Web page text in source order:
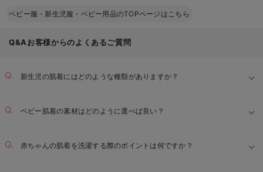
ベビー服・新生児服・ベビー用品のTOPページはこちら
Q&Aお客様からのよくあるご質問
新生児の肌着にはどのような種類がありますか？
ベビー肌着の素材はどのように選べば良い？
赤ちゃんの肌着を洗濯する際のポイントは何ですか？